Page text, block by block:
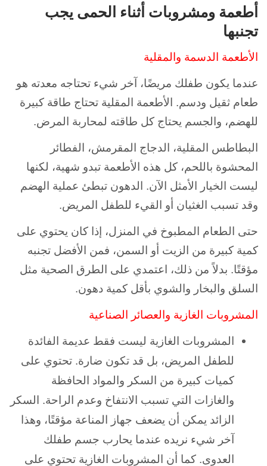
أطعمة ومشروبات أثناء الحمى يجب
تجنبها
الأطعمة الدسمة والمقلية
عندما يكون طفلك مريضًا، آخر شيء تحتاجه معدته هو
طعام ثقيل ودسم. الأطعمة المقلية تحتاج طاقة كبيرة
للهضم، والجسم يحتاج كل طاقته لمحاربة المرض.
البطاطس المقلية، الدجاج المقرمش، الفطائر
المحشوة باللحم، كل هذه الأطعمة تبدو شهية، لكنها
ليست الخيار الأمثل الآن. الدهون تبطئ عملية الهضم
وقد تسبب الغثيان أو القيء للطفل المريض.
حتى الطعام المطبوخ في المنزل، إذا كان يحتوي على
كمية كبيرة من الزيت أو السمن، فمن الأفضل تجنبه
مؤقتًا. بدلاً من ذلك، اعتمدي على الطرق الصحية مثل
السلق والبخار والشوي بأقل كمية دهون.
المشروبات الغازية والعصائر الصناعية
المشروبات الغازية ليست فقط عديمة الفائدة
للطفل المريض، بل قد تكون ضارة. تحتوي على
كميات كبيرة من السكر والمواد الحافظة
والغازات التي تسبب الانتفاخ وعدم الراحة. السكر
الزائد يمكن أن يضعف جهاز المناعة مؤقتًا، وهذا
آخر شيء نريده عندما يحارب جسم طفلك
العدوى. كما أن المشروبات الغازية تحتوي على